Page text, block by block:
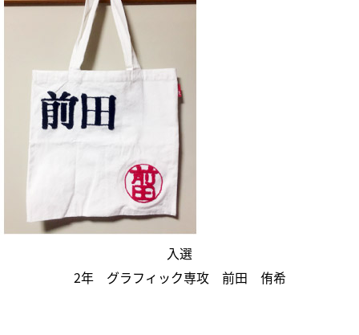
入選
2年 グラフィック専攻 前田 侑希